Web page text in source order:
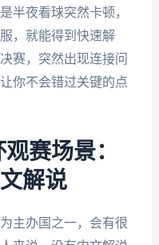
半夜看球突然卡顿，
，就能得到快速解
赛，突然出现连接问
你不会错过关键的点
赛场景：
解说
主办国之一，会有很